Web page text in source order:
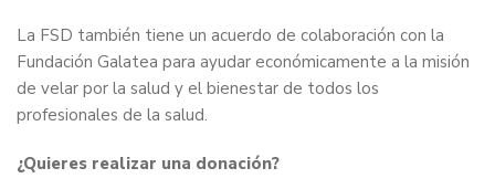
La FSD también tiene un acuerdo de colaboración con la
Fundación Galatea para ayudar económicamente a la misión
de velar por la salud y el bienestar de todos los
profesionales de la salud.
¿Quieres realizar una donación?